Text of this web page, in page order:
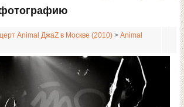
Animal ДжаZ в Москве (2010) > Animal